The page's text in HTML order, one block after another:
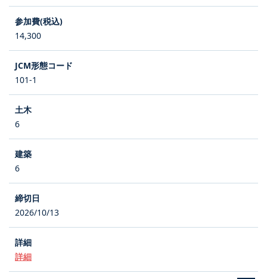
14,300
101-1
6
6
2026/10/13
詳細